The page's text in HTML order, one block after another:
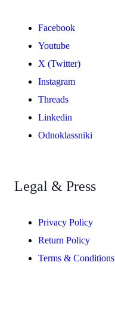
Facebook
Youtube
X (Twitter)
Instagram
Threads
Linkedin
Odnoklassniki
Legal & Press
Privacy Policy
Return Policy
Terms & Conditions